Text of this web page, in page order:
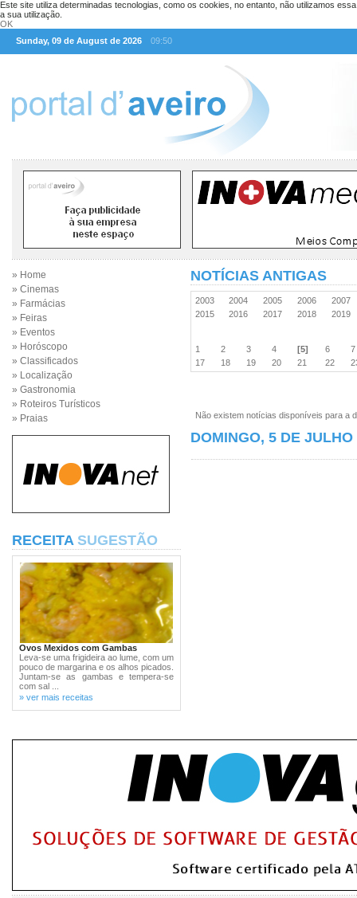
Este site utiliza determinadas tecnologias, como os cookies, no entanto, não utilizamos
a sua utilização.
OK
Sunday, 09 de August de 2026
09:50
» Home
» Cinemas
» Farmácias
» Feiras
» Eventos
» Horóscopo
» Classificados
» Localização
» Gastronomia
» Roteiros Turísticos
» Praias
RECEITA SUGESTÃO
Ovos Mexidos com Gambas
Leva-se uma frigideira ao lume, com um
pouco de margarina e os alhos picados.
Juntam-se as gambas e tempera-se
com sal ...
» ver mais receitas
NOTÍCIAS ANTIGAS
2003 2004 2005 2006
2007
2015
2016 2017 2018 2019
1 2 3 4 [5] 6
17
18 19 20 21 22
Não existem notícias disponíveis para a
DOMINGO, 5 DE JULHO